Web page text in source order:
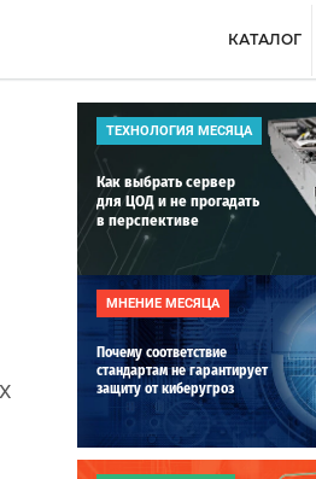
КАТАЛОГ
ТЕХНОЛОГИЯ МЕСЯЦА
Как выбрать сервер
для ЦОД и не прогадать
в перспективе
МНЕНИЕ МЕСЯЦА
Почему соответствие
стандартам не гарантирует
защиту от киберугроз